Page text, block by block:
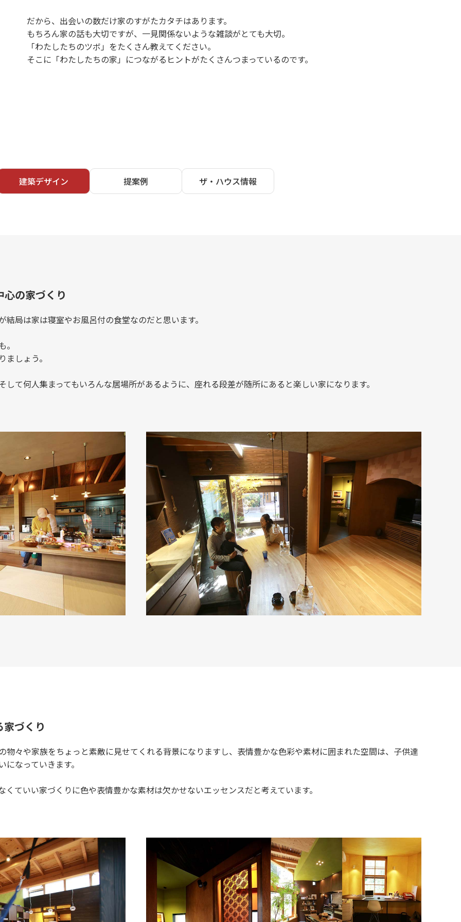
だから、出会いの数だけ家のすがたカタチはあります。
もちろん家の話も大切ですが、一見関係ないような雑談がとても大切。
「わたしたちのツボ」をたくさん教えてください。
そこに「わたしたちの家」につながるヒントがたくさんつまっているのです。
建築デザイン
の家づくり
局は家は寝室やお風呂付の食堂なのだと思います。
しょう。
て何人集まってもいろんな居場所があるように、座れる段差が随所にあると楽しい家になります。
づくり
物々や家族をちょっと素敵に見せてくれる背景になりますし、表情豊かな色彩や素材に囲まれた空間は、子供達
なっていきます。
ていい家づくりに色や表情豊かな素材は欠かせないエッセンスだと考えています。
提案例 ザ・ハウス情報